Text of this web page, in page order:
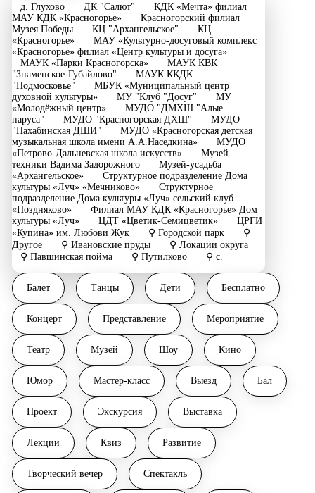
д. Глухово ДК "Салют"
КДК «Мечта» филиал
МАУ КДК «Красногорье»
Красногорский филиал
Музея Победы
КЦ "Архангельское"
КЦ
«Красногорье»
МАУ «Культурно-досуговый комплекс
«Красногорье» филиал «Центр культуры и досуга»
МАУК «Парки Красногорска»
МАУК КВК
"Знаменское-Губайлово"
МАУК ККДК
"Подмосковье"
МБУК «Муниципальный центр
духовной культуры»
МУ "Клуб "Досуг"
МУ
«Молодёжный центр»
МУДО "ДМХШ "Алые
паруса"
МУДО "Красногорская ДХШ"
МУДО
"Нахабинская ДШИ"
МУДО «Красногорская детская
музыкальная школа имени А.А.Наседкина»
МУДО
«Петрово-Дальневская школа искусств»
Музей
техники Вадима Задорожного
Музей-усадьба
«Архангельское»
Структурное подразделение Дома
культуры «Луч» «Мечниково»
Структурное
подразделение Дома культуры «Луч» сельский клуб
«Поздняково»
Филиал МАУ КДК «Красногорье» Дом
культуры «Луч»
ЦДТ «Цветик-Семицветик»
ЦРГИ
«Купина» им. Любови Жук
⚲ Городской парк
⚲
Другое
⚲ Ивановские пруды
⚲ Локации округа
⚲ Павшинская пойма
⚲ Путилково
⚲ с.
Ильинское
Маяковского
⚲ Улица Речная
⚲ Храм Святителя
Николая
⭐︎ Архангельская сельская библиотека
⭐︎
Городская библиотека № 1
⭐︎ Городская библиотека №
2
⭐︎ Городская библиотека № 6
⭐︎ Грибановская
сельская библиотека
⭐︎ Ильинско-Усовская сельская
библиотека
⭐︎ Коростовская сельская библиотека
⭐︎
Марьинская сельская библиотека
⭐︎ Нахабинская
городская библиотека
⭐︎ Николо-Урюпинская сельская
библиотека
⭐︎ Опалиховская городская библиотека
⭐︎ Петрово-Дальневская сельская библиотека
⭐︎
Путилковская сельская библиотека
⭐︎ Степановская
сельская библиотека
⭐︎ Центральная библиотека
Центральная детская библиотека
Балет Танцы Дети Бесплатно
Концерт Представление Мероприятие
Театр Музей Шоу Кино
Юмор Мастер-класс Выезд Бал
Проект Экскурсия Выставка
Лекции Квиз Развитие
Творческий вечер Cпектакль